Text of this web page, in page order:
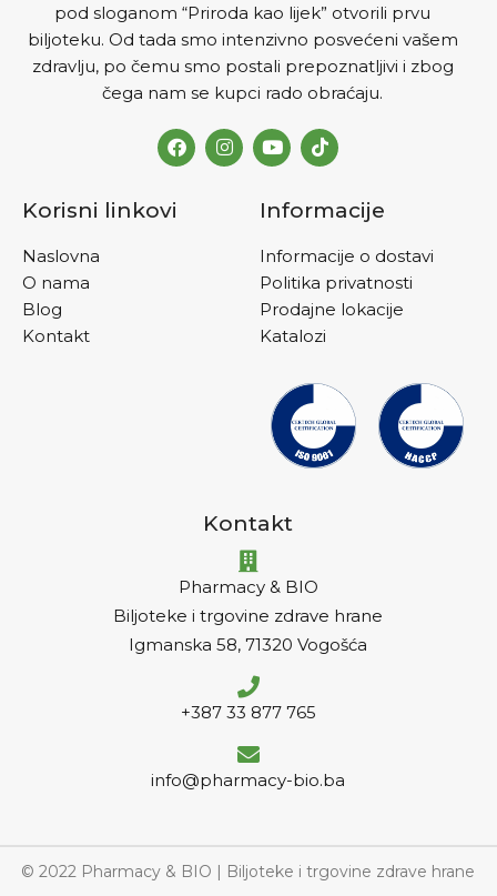
pod sloganom “Priroda kao lijek” otvorili prvu
biljoteku. Od tada smo intenzivno posvećeni vašem
zdravlju, po čemu smo postali prepoznatljivi i zbog
čega nam se kupci rado obraćaju.
Korisni linkovi
Naslovna
O nama
Blog
Kontakt
Informacije
Informacije o dostavi
Politika privatnosti
Prodajne lokacije
Katalozi
Kontakt
Pharmacy & BIO
Biljoteke i trgovine zdrave hrane
Igmanska 58, 71320 Vogošća
+387 33 877 765
info@pharmacy-bio.ba
© 2022 Pharmacy & BIO | Biljoteke i trgovine zdrave hrane